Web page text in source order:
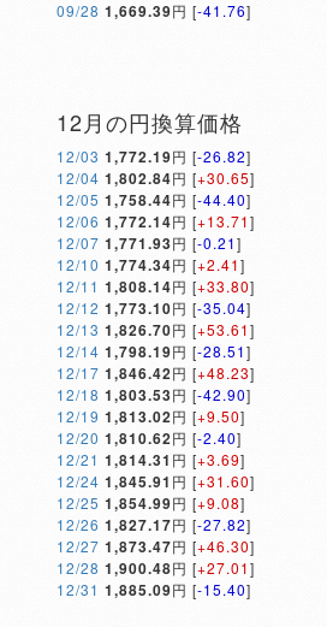
09/28 1,669.39円 [-41.76]
12月の円換算価格
12/03 1,772.19円 [-26.82]
12/04 1,802.84円 [+30.65]
12/05 1,758.44円 [-44.40]
12/06 1,772.14円 [+13.71]
12/07 1,771.93円 [-0.21]
12/10 1,774.34円 [+2.41]
12/11 1,808.14円 [+33.80]
12/12 1,773.10円 [-35.04]
12/13 1,826.70円 [+53.61]
12/14 1,798.19円 [-28.51]
12/17 1,846.42円 [+48.23]
12/18 1,803.53円 [-42.90]
12/19 1,813.02円 [+9.50]
12/20 1,810.62円 [-2.40]
12/21 1,814.31 円 [+3.69]
12/24 1,845.91 円 [+31.60]
12/25 1,854.99円 [+9.08]
12/26 1,827.17円 [-27.82]
12/27 1,873.47円 [+46.30]
12/28 1,900.48円 [+27.01]
12/31 1,885.09円 [-15.40]